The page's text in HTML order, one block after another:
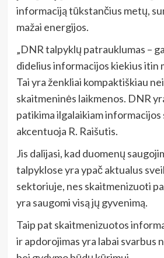
informaciją tūkstančius metų,
mažai energijos.
„DNR talpyklų patrauklumas –
didelius informacijos kiekius itin
Tai yra ženkliai kompaktiškiau
skaitmeninės laikmenos. DNR
patikima ilgalaikiam informacijos
akcentuoja R. Raišutis.
Jis dalijasi, kad duomenų
talpyklose yra ypač aktualus
sektoriuje, nes skaitmenizuoti
yra saugomi visą jų gyvenimą.
Taip pat skaitmenizuotos
ir apdorojimas yra labai svarbus